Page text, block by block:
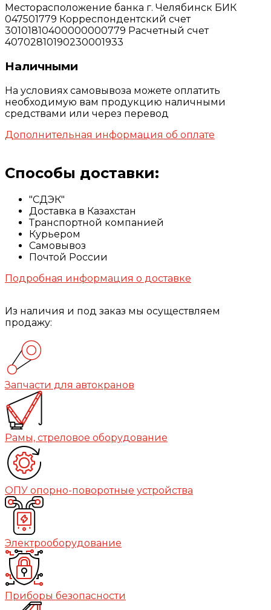
Месторасположение банка г. Челябинск БИК
047501779 Корреспондентский счет
30101810400000000779 Расчетный счет
40702810190230001933
Наличными
На условиях самовывоза можете оплатить
необходимую вам продукцию наличными
средствами или через перевод
Дополнительная информация об оплате
Способы доставки:
"СДЭК"
Доставка в Казахстан
Транспортной компанией
Курьером
Самовывоз
Почтой России
Подробная информация о доставке
Из наличия и под заказ мы осуществляем
продажу:
Запчасти для автокранов
Рамы, стреловое оборудование
ОПУ опорно-поворотные устройства
Электрооборудование
Приборы безопасности